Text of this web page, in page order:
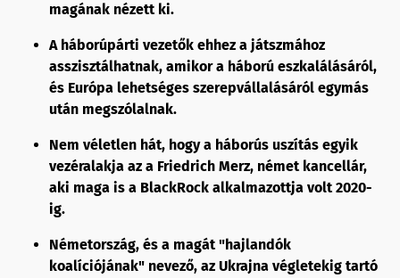
magának nézett ki.
A háborúpárti vezetők ehhez a játszmához
asszisztálhatnak, amikor a háború eszkalálásáról,
és Európa lehetséges szerepvállalásáról egymás
után megszólalnak.
Nem véletlen hát, hogy a háborús uszítás egyik
vezéralakja az a Friedrich Merz, német kancellár,
aki maga is a BlackRock alkalmazottja volt 2020-
ig.
Németország, és a magát "hajlandók
koalíciójának" nevező, az Ukrajna végletekig tartó